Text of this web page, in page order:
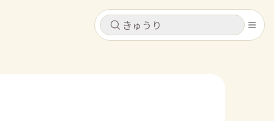
キャンセル
キャンセル